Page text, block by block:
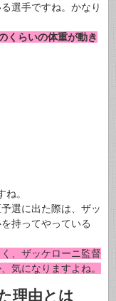
選手ですね。かなり
くらいの体重が動き
。
選に出た際は、ザッ
を持ってやっている
、ザッケローニ監督
気になりますよね。
理由とは